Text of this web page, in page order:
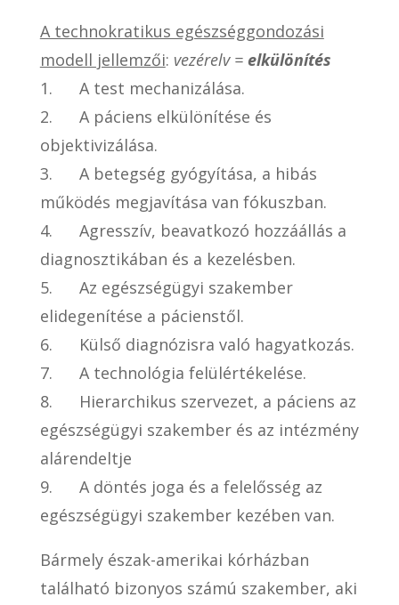
A technokratikus egészséggondozási
modell jellemzői: vezérelv = elkülönítés
1. A test mechanizálása.
2. A páciens elkülönítése és
objektivizálása.
3. A betegség gyógyítása, a hibás
működés megjavítása van fókuszban.
4. Agresszív, beavatkozó hozzáállás a
diagnosztikában és a kezelésben.
5. Az egészségügyi szakember
elidegenítése a pácienstől.
6. Külső diagnózisra való hagyatkozás.
7. A technológia felülértékelése.
8. Hierarchikus szervezet, a páciens az
egészségügyi szakember és az intézmény
alárendeltje
9. A döntés joga és a felelősség az
egészségügyi szakember kezében van.
Bármely észak-amerikai kórházban
található bizonyos számú szakember, aki